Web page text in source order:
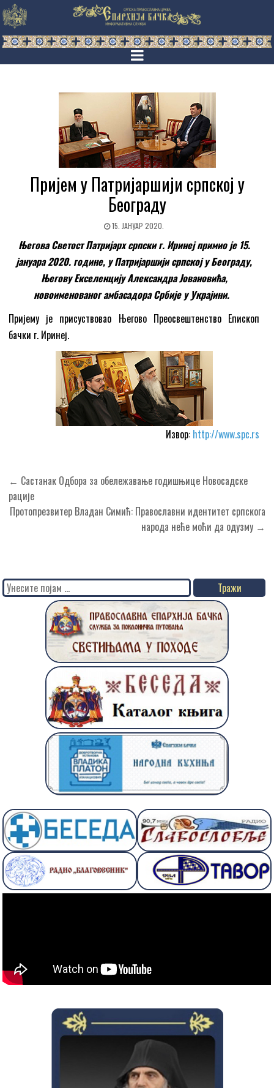
Пријем у Патријаршији српској у
Београду
15. ЈАНУАР 2020.
Његова Светост Патријарх српски г. Иринеј примио је 15.
јануара 2020. године, у Патријаршији српској у Београду,
Његову Екселенцију Александра Јовановића,
новоименованог амбасадора Србије у Украјини.
Пријему је присуствовао Његово Преосвештенство Епископ
бачки г. Иринеј.
Извор: http://www.spc.rs
Кретање
чланка
← Састанак Одбора за обележавање годишњице Новосадске
рације
Протопрезвитер Владан Симић: Православни идентитет српскога
народа неће моћи да одузму →
Search
for: